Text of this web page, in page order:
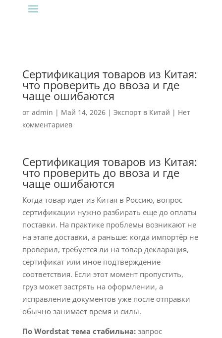
Сертификация товаров из Китая:
что проверить до ввоза и где
чаще ошибаются
от admin | Май 14, 2026| Экспорт в Китай | Нет
комментариев
Сертификация товаров из Китая:
что проверить до ввоза и где
чаще ошибаются
Когда товар идет из Китая в Россию, вопрос
сертификации нужно разбирать еще до оплаты
поставки. На практике проблемы возникают не
на этапе доставки, а раньше: когда импортёр не
проверил, требуется ли на товар декларация,
сертификат или иное подтверждение
соответствия. Если этот момент пропустить,
груз может застрять на оформлении, а
исправление документов уже после отправки
обычно занимает время и силы.
По Wordstat тема стабильна:запрос